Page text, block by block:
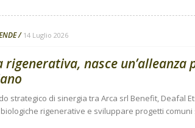
14 Luglio 2026
nasce un’alleanza
strategico di sinergia tra Arca srl Benefit, Deafal
rigenerative e sviluppare progetti